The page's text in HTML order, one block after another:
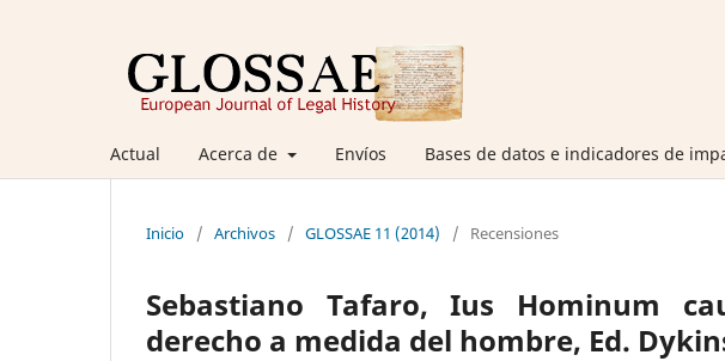
Actual Acerca de Envíos Bases de datos e indicadores de
Inicio / Archivos / GLOSSAE 11 (2014) / Recensiones
Sebastiano Tafaro, Ius Hominum
derecho a medida del hombre, Ed.